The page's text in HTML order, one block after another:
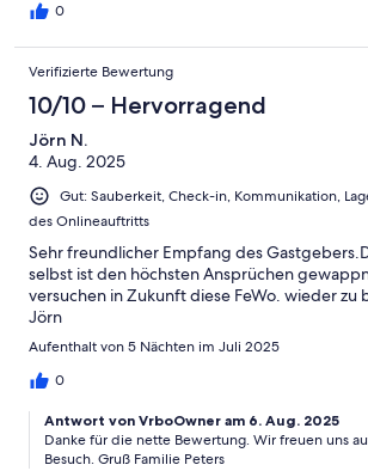
0
Verifizierte Bewertung
10/10 – Hervorragend
Jörn N.
4. Aug. 2025
Gut: Sauberkeit, Check-in, Kommunikation,
des Onlineauftritts
Sehr freundlicher Empfang des
selbst ist den höchsten Ansprüchen
versuchen in Zukunft diese FeWo. wieder
Jörn
Aufenthalt von 5 Nächten im Juli 2025
0
Antwort von VrboOwner am 6. Aug. 2025
Danke für die nette Bewertung. Wir freuen uns
Besuch. Gruß Familie Peters